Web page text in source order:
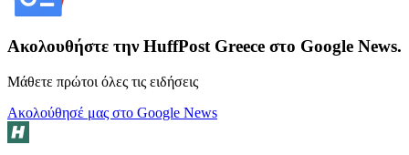
Ακολουθήστε την HuffPost Greece στο Google News.
Μάθετε πρώτοι όλες τις ειδήσεις
Ακολούθησέ μας στο Google News